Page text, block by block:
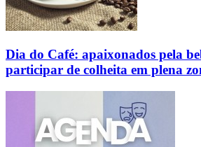
Dia do Café: apaixonados pela
participar de colheita em plena